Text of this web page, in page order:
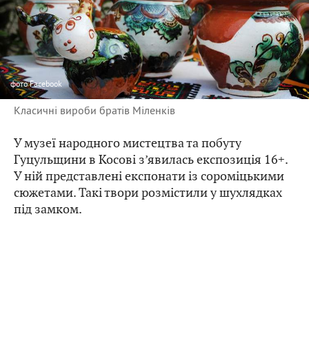
фотоFacebook
Класичні вироби братів Міленків
У музеї народного мистецтва та побуту
Гуцульщини в Косові з’явилась експозиція 16+.
У ній представлені експонати із сороміцькими
сюжетами. Такі твори розмістили у шухлядках
під замком.